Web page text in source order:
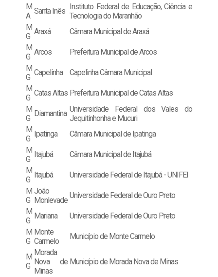
M
A
Santa Inês Instituto Federal de Educação, Ciência e
Tecnologia do Maranhão
M
G
Araxá
Câmara Municipal de Araxá
M
G
Arcos
Prefeitura Municipal de Arcos
M
G
Capelinha
Capelinha Câmara Municipal
M
G
Catas Altas Prefeitura Municipal de Catas Altas
M
G
Diamantina Universidade Federal dos Vales do
Jequitinhonha e Mucuri
M
G
Ipatinga
Câmara Municipal de Ipatinga
M
G
Itajubá
Câmara Municipal de Itajubá
M
G
Itajubá
Universidade Federal de Itajubá - UNIFEI
M
G
João
Monlevade
Universidade Federal de Ouro Preto
M
G
Mariana
Universidade Federal de Ouro Preto
M
G
Monte
Carmelo
Município de Monte Carmelo
M
G
Morada
Nova de
Minas
Município de Morada Nova de Minas